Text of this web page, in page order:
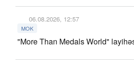
06.08.2026, 12:57
MOK
"More Than Medals World"